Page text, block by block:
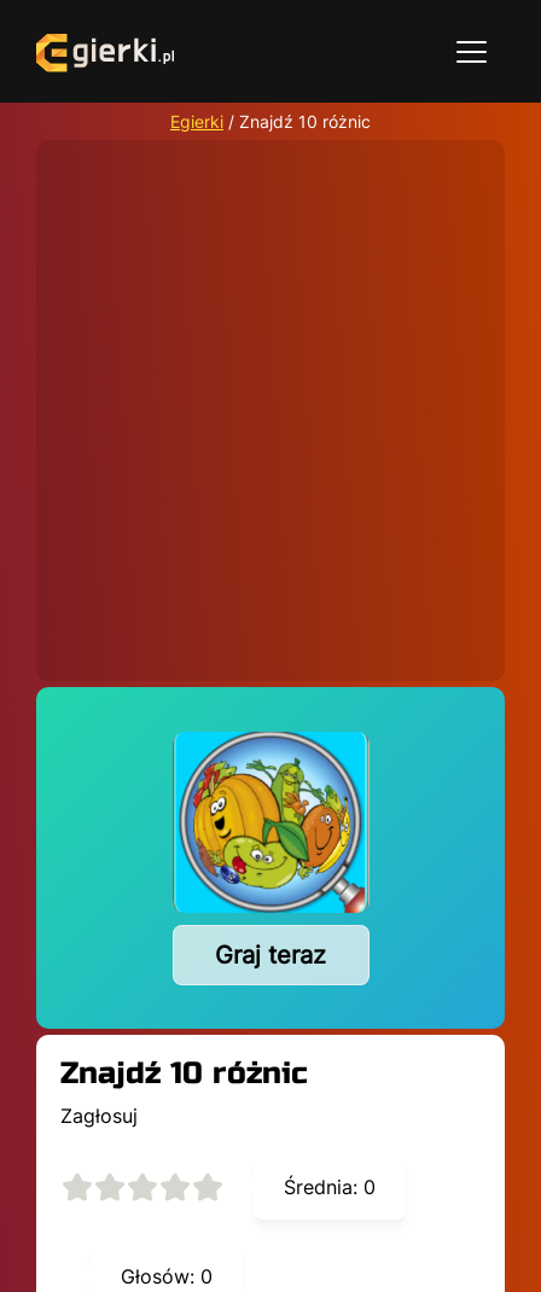
Egierki / Znajdź 10 różnic
Graj teraz
Znajdź 10 różnic
Zagłosuj
Średnia: 0
Głosów: 0